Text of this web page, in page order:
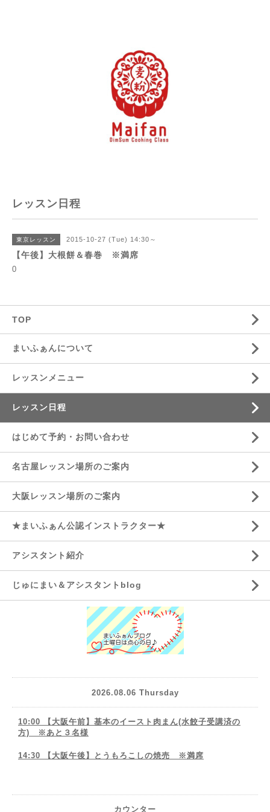
レッスン日程
東京レッスン 2015-10-27 (Tue) 14:30～
【午後】大根餅＆春巻 ※満席
0
TOP
まいふぁんについて
レッスンメニュー
レッスン日程
はじめて予約・お問い合わせ
名古屋レッスン場所のご案内
大阪レッスン場所のご案内
★まいふぁん公認インストラクター★
アシスタント紹介
じゅにまい＆アシスタントblog
2026.08.06 Thursday
10:00 【大阪午前】基本のイースト肉まん(水餃子受講済の
方) ※あと３名様
14:30 【大阪午後】とうもろこしの焼売 ※満席
カウンター